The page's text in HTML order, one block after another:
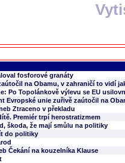
fosforové granáty
na Obamu, v zahraničí to vidí
Po Topolánkově výlevu se EU
Evropské unie zuřivě zaútočil na
Ztraceno v překladu
Premiér trpí herostratizmem
škoda, že mají smůlu na politiky
do politiky
Čekání na kouzelníka Klause